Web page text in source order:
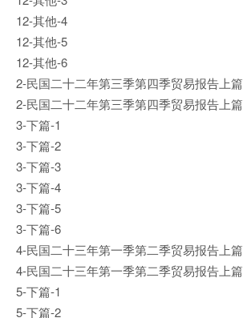
12-其他-4
12-其他-5
12-其他-6
2-民国二十二年第三季第四季贸易报告上
2-民国二十二年第三季第四季贸易报告上
3-下篇-1
3-下篇-2
3-下篇-3
3-下篇-4
3-下篇-5
3-下篇-6
4-民国二十三年第一季第二季贸易报告上
4-民国二十三年第一季第二季贸易报告上
5-下篇-1
5-下篇-2